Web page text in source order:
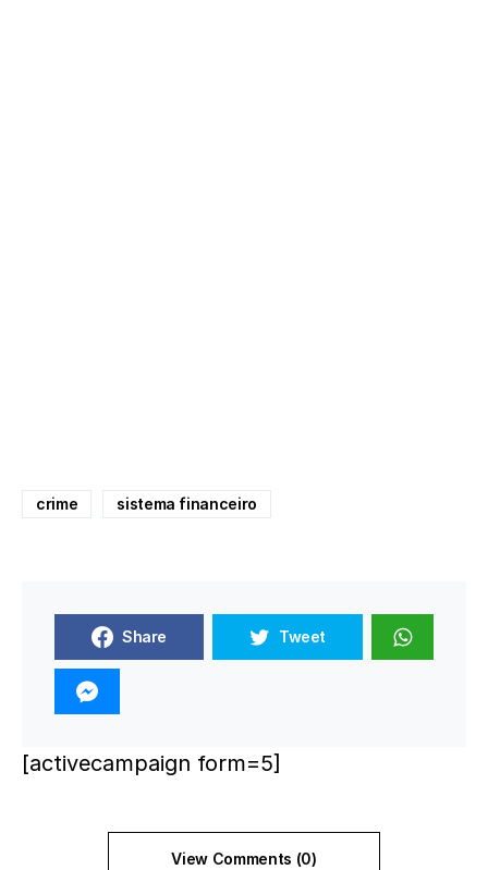
crime sistema financeiro
Share Tweet
[activecampaign form=5]
View Comments (0)